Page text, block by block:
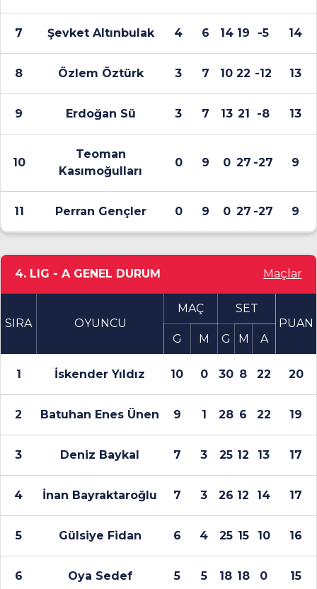
7 Şevket Altınbulak 4 6 14 19 -5 14
8 Özlem Öztürk 3 7 10 22 -12 13
9 Erdoğan Sü 3 7 13 21 -8 13
10
Teoman
Kasımoğulları
0 9 0 27 -27 9
11 Perran Gençler 0 9 0 27 -27 9
4. LIG - A GENEL DURUM Maçlar
SIRA OYUNCU
MAÇ
SET
PUAN
G
M G M A
1 İskender Yıldız 10 0 30 8 22 20
2 Batuhan Enes Ünen 9 1 28 6 22 19
3 Deniz Baykal 7 3 25 12 13 17
4 İnan Bayraktaroğlu 7 3 26 12 14 17
5 Gülsiye Fidan 6 4 25 15 10 16
6 Oya Sedef 5 5 18 18 0 15